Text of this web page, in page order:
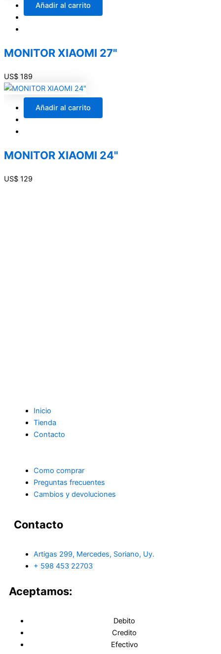
Añadir al carrito
MONITOR XIAOMI 27"
US$ 189
Añadir al carrito
MONITOR XIAOMI 24"
US$ 129
Inicio
Tienda
Contacto
Como comprar
Preguntas frecuentes
Cambios y devoluciones
Contacto
Artigas 299, Mercedes, Soriano, Uy.
+ 598 453 22703
Aceptamos:
Debito
Credito
Efectivo